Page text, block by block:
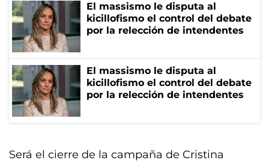
El massismo le disputa al
kicillofismo el control del debate
por la relección de intendentes
El massismo le disputa al
kicillofismo el control del debate
por la relección de intendentes
Será el cierre de la campaña de Cristina